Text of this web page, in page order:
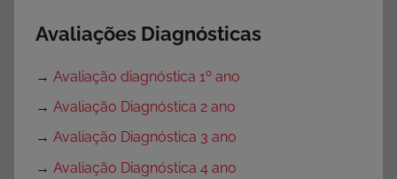
Avaliações Diagnósticas
→ Avaliação diagnóstica 1º ano
→ Avaliação Diagnóstica 2 ano
→ Avaliação Diagnóstica 3 ano
→ Avaliação Diagnóstica 4 ano